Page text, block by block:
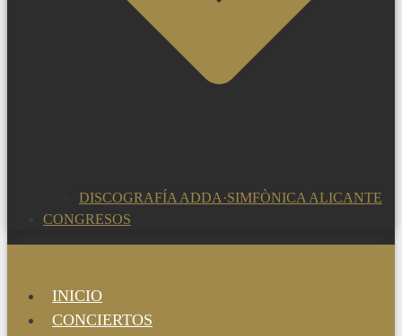
DISCOGRAFÍA ADDA·SIMFÒNICA ALICANTE
CONGRESOS
INICIO
CONCIERTOS